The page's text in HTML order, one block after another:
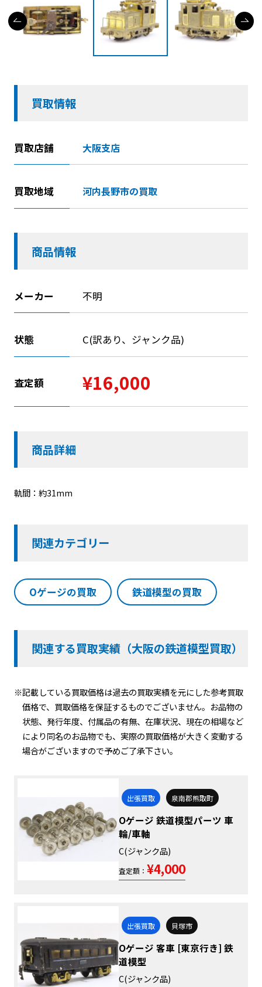
買取情報
買取店舗 大阪支店
買取地域 河内長野市の買取
商品情報
メーカー 不明
状態 C(訳あり、ジャンク品)
査定額 ¥16,000
商品詳細
軌間：約31mm
関連カテゴリー
Oゲージの買取 鉄道模型の買取
関連する買取実績（大阪の鉄道模型買取）
※記載している買取価格は過去の買取実績を元にした参考買取
価格で、買取価格を保証するものでございません。お品物の
状態、発行年度、付属品の有無、在庫状況、現在の相場など
により同名のお品物でも、実際の買取価格が大きく変動する
場合がございますので予めご了承下さい。
出張買取 泉南郡熊取町
Oゲージ 鉄道模型パーツ 車
輪/車軸
C(ジャンク品)
査定額： ¥4,000
出張買取 貝塚市
Oゲージ 客車 [東京行き] 鉄
道模型
C(ジャンク品)